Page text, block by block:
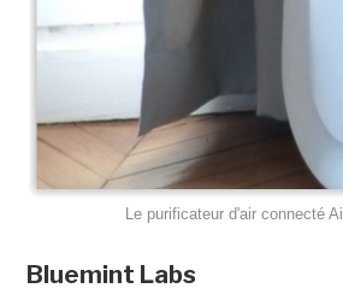
Le purificateur d'air connecté
Bluemint Labs